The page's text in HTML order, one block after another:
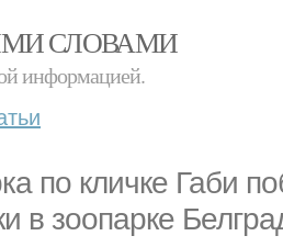
СЛОВАМИ
информацией.
по кличке Габи
в зоопарке